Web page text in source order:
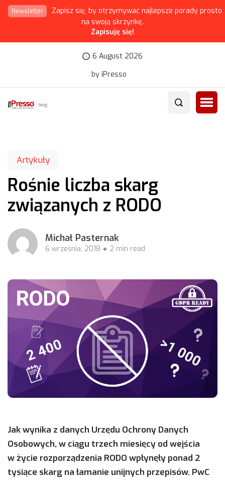
Newsletter
Zapisz się, by otrzymywać najlepsze porady prosto
na swoją skrzynkę.
Zapisuję się!
6 August 2026
by iPresso
Artykuły
Rośnie liczba skarg
związanych z RODO
Michał Pasternak
6 września, 2018 2 min read
Jak wynika z danych Urzędu Ochrony Danych
Osobowych, w ciągu trzech miesięcy od wejścia
w życie rozporządzenia RODO wpłynęły ponad 2
tysiące skarg na łamanie unijnych przepisów. PwC